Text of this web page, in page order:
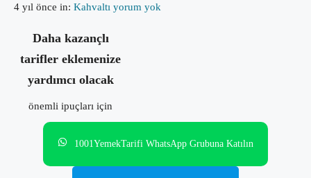
4 yıl önce in: Kahvaltı yorum yok
Daha kazançlı
tarifler eklemenize
yardımcı olacak
önemli ipuçları için
1001YemekTarifi WhatsApp Grubuna Katılın